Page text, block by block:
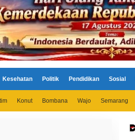
Kesehatan Politik Pendidikan Sosial
Konut Bombana Wajo Semarang